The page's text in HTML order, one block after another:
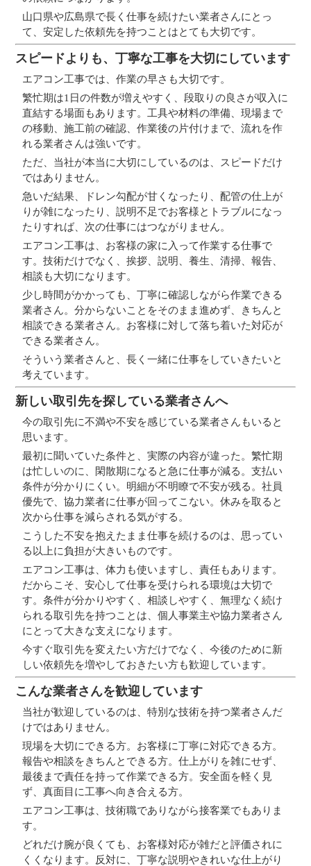
山口県や広島県で長く仕事を続けたい業者さんにとっ
て、安定した依頼先を持つことはとても大切です。
スピードよりも、丁寧な工事を大切にしています
エアコン工事では、作業の早さも大切です。
繁忙期は1日の件数が増えやすく、段取りの良さが収入に
直結する場面もあります。工具や材料の準備、現場まで
の移動、施工前の確認、作業後の片付けまで、流れを作
れる業者さんは強いです。
ただ、当社が本当に大切にしているのは、スピードだけ
ではありません。
急いだ結果、ドレン勾配が甘くなったり、配管の仕上が
りが雑になったり、説明不足でお客様とトラブルになっ
たりすれば、次の仕事にはつながりません。
エアコン工事は、お客様の家に入って作業する仕事で
す。技術だけでなく、挨拶、説明、養生、清掃、報告、
相談も大切になります。
少し時間がかかっても、丁寧に確認しながら作業できる
業者さん。分からないことをそのまま進めず、きちんと
相談できる業者さん。お客様に対して落ち着いた対応が
できる業者さん。
そういう業者さんと、長く一緒に仕事をしていきたいと
考えています。
新しい取引先を探している業者さんへ
今の取引先に不満や不安を感じている業者さんもいると
思います。
最初に聞いていた条件と、実際の内容が違った。繁忙期
は忙しいのに、閑散期になると急に仕事が減る。支払い
条件が分かりにくい。明細が不明瞭で不安が残る。社員
優先で、協力業者に仕事が回ってこない。休みを取ると
次から仕事を減らされる気がする。
こうした不安を抱えたまま仕事を続けるのは、思ってい
る以上に負担が大きいものです。
エアコン工事は、体力も使いますし、責任もあります。
だからこそ、安心して仕事を受けられる環境は大切で
す。条件が分かりやすく、相談しやすく、無理なく続け
られる取引先を持つことは、個人事業主や協力業者さん
にとって大きな支えになります。
今すぐ取引先を変えたい方だけでなく、今後のために新
しい依頼先を増やしておきたい方も歓迎しています。
こんな業者さんを歓迎しています
当社が歓迎しているのは、特別な技術を持つ業者さんだ
けではありません。
現場を大切にできる方。お客様に丁寧に対応できる方。
報告や相談をきちんとできる方。仕上がりを雑にせず、
最後まで責任を持って作業できる方。安全面を軽く見
ず、真面目に工事へ向き合える方。
エアコン工事は、技術職でありながら接客業でもありま
す。
どれだけ腕が良くても、お客様対応が雑だと評価されに
くくなります。反対に、丁寧な説明やきれいな仕上がり